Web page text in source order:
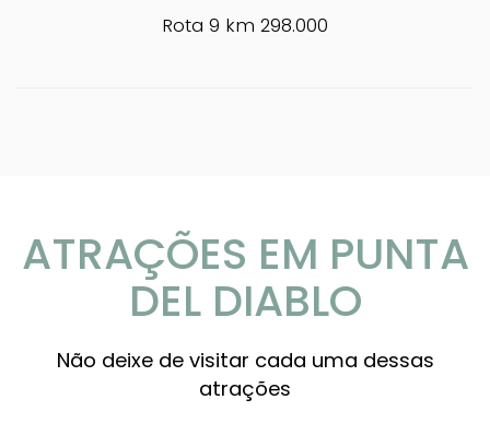
Rota 9 km 298.000
ATRAÇÕES EM PUNTA
DEL DIABLO
Não deixe de visitar cada uma dessas
atrações